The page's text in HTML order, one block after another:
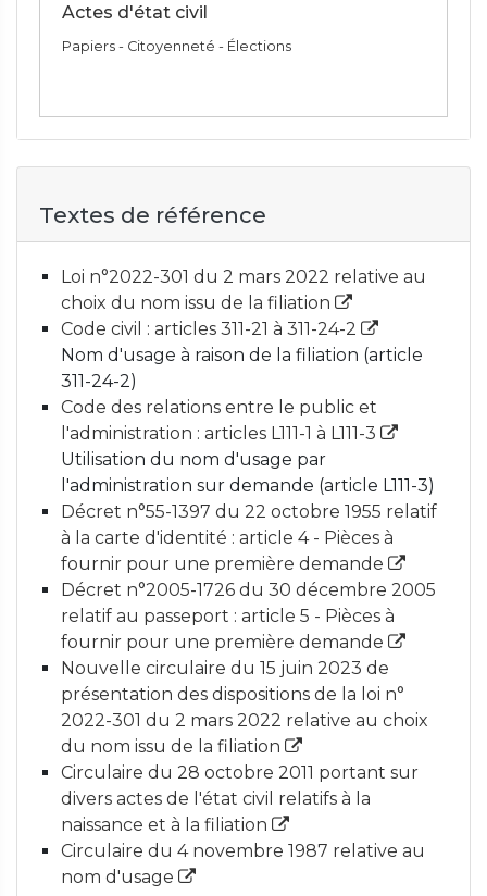
Actes d'état civil
Papiers - Citoyenneté - Élections
Textes de référence
Loi n°2022-301 du 2 mars 2022 relative au
choix du nom issu de la filiation
Code civil : articles 311-21 à 311-24-2
Nom d'usage à raison de la filiation (article
311-24-2)
Code des relations entre le public et
l'administration : articles L111-1 à L111-3
Utilisation du nom d'usage par
l'administration sur demande (article L111-3)
Décret n°55-1397 du 22 octobre 1955 relatif
à la carte d'identité : article 4 - Pièces à
fournir pour une première demande
Décret n°2005-1726 du 30 décembre 2005
relatif au passeport : article 5 - Pièces à
fournir pour une première demande
Nouvelle circulaire du 15 juin 2023 de
présentation des dispositions de la loi n°
2022-301 du 2 mars 2022 relative au choix
du nom issu de la filiation
Circulaire du 28 octobre 2011 portant sur
divers actes de l'état civil relatifs à la
naissance et à la filiation
Circulaire du 4 novembre 1987 relative au
nom d'usage